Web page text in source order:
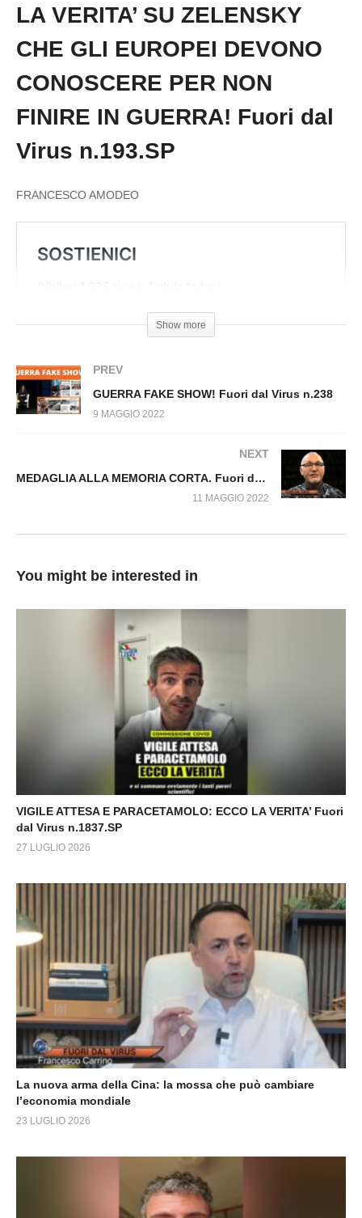
Copy Embed Code
METTI LA MASCHERINA, TOGLI LA
MASCHERINA. Fuori dal Virus n.192.SP
LA VERITA’ SU ZELENSKY
CHE GLI EUROPEI DEVONO
CONOSCERE PER NON
FINIRE IN GUERRA! Fuori dal
Virus n.193.SP
FRANCESCO AMODEO
Show more
PREV
GUERRA FAKE SHOW! Fuori dal Virus n.238
9 MAGGIO 2022
NEXT
MEDAGLIA ALLA MEMORIA CORTA. Fuori dal Virus n,194.SP
11 MAGGIO 2022
You might be interested in
VIGILE ATTESA E PARACETAMOLO: ECCO LA VERITA’ Fuori
dal Virus n.1837.SP
27 LUGLIO 2026
La nuova arma della Cina: la mossa che può cambiare
l’economia mondiale
23 LUGLIO 2026